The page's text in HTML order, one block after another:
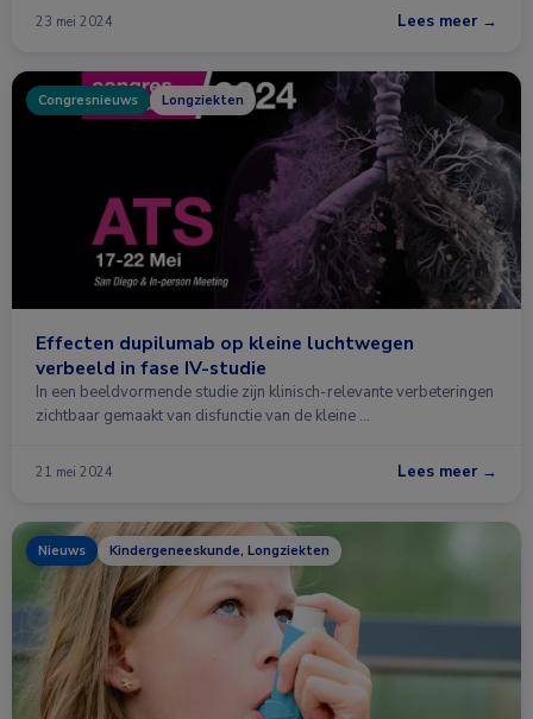
23 mei 2024 Lees meer →
Congresnieuws Longziekten
Effecten dupilumab op kleine luchtwegen
verbeeld in fase IV-studie
In een beeldvormende studie zijn klinisch-relevante verbeteringen
zichtbaar gemaakt van disfunctie van de kleine …
21 mei 2024 Lees meer →
Nieuws Kindergeneeskunde, Longziekten